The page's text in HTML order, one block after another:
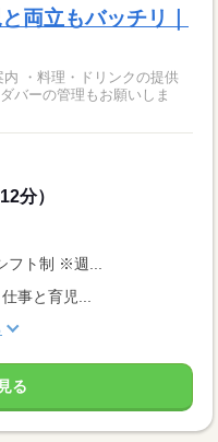
両立もバッチリ｜
内 ・料理・ドリンクの提供
分）
フト制 ※週...
事と育児...
る